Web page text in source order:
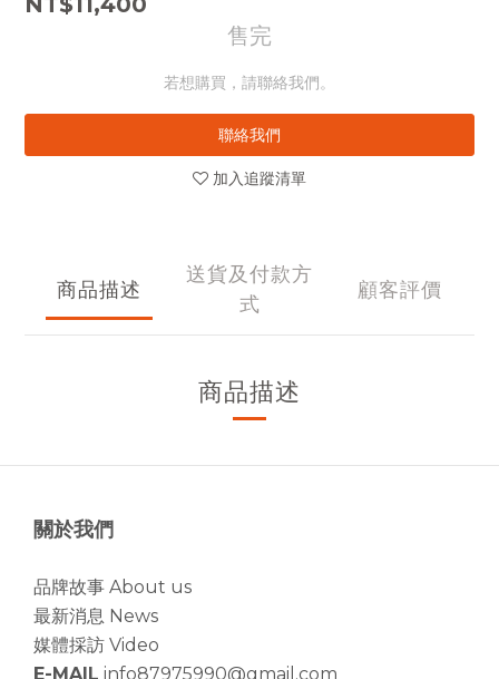
售完
若想購買，請聯絡我們。
聯絡我們
加入追蹤清單
商品描述
送貨及付款方
式
顧客評價
商品描述
關於我們
品牌故事 About us
最新消息 News
媒體採訪 Video
E-MAIL info87975990@gmail.com